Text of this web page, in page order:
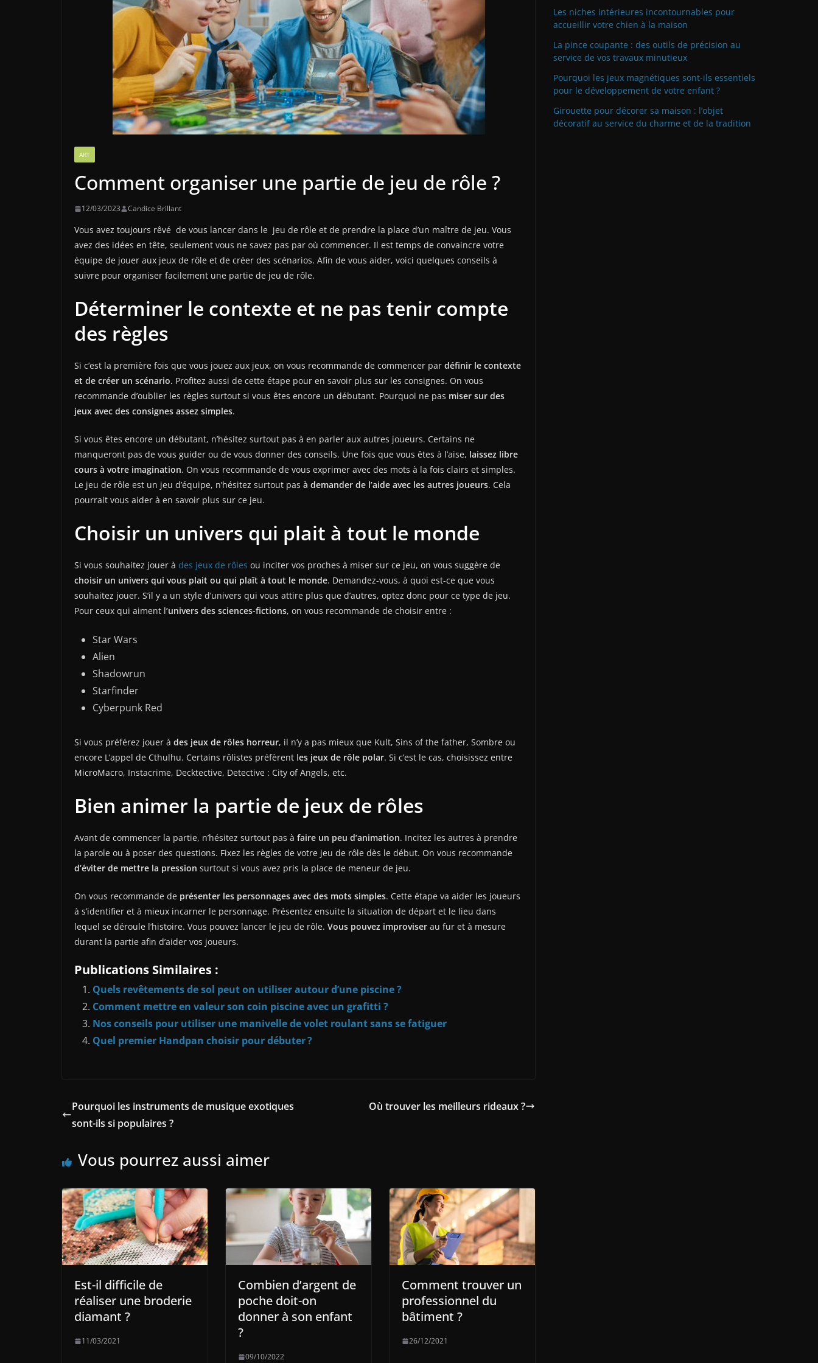
ART
Comment organiser une partie de jeu de rôle ?
12/03/2023 Candice Brillant
Vous avez toujours rêvé de vous lancer dans le jeu de rôle et de prendre la place d’un maître de jeu. Vous
avez des idées en tête, seulement vous ne savez pas par où commencer. Il est temps de convaincre votre
équipe de jouer aux jeux de rôle et de créer des scénarios. Afin de vous aider, voici quelques conseils à
suivre pour organiser facilement une partie de jeu de rôle.
Déterminer le contexte et ne pas tenir compte
des règles
Si c’est la première fois que vous jouez aux jeux, on vous recommande de commencer par définir le contexte
et de créer un scénario. Profitez aussi de cette étape pour en savoir plus sur les consignes. On vous
recommande d’oublier les règles surtout si vous êtes encore un débutant. Pourquoi ne pas miser sur des
jeux avec des consignes assez simples.
Si vous êtes encore un débutant, n’hésitez surtout pas à en parler aux autres joueurs. Certains ne
manqueront pas de vous guider ou de vous donner des conseils. Une fois que vous êtes à l’aise, laissez libre
cours à votre imagination. On vous recommande de vous exprimer avec des mots à la fois clairs et simples.
Le jeu de rôle est un jeu d’équipe, n’hésitez surtout pas à demander de l’aide avec les autres joueurs. Cela
pourrait vous aider à en savoir plus sur ce jeu.
Choisir un univers qui plait à tout le monde
Si vous souhaitez jouer à des jeux de rôles ou inciter vos proches à miser sur ce jeu, on vous suggère de
choisir un univers qui vous plait ou qui plaît à tout le monde. Demandez-vous, à quoi est-ce que vous
souhaitez jouer. S’il y a un style d’univers qui vous attire plus que d’autres, optez donc pour ce type de jeu.
Pour ceux qui aiment l’univers des sciences-fictions, on vous recommande de choisir entre :
Star Wars
Alien
Shadowrun
Starfinder
Cyberpunk Red
Si vous préférez jouer à des jeux de rôles horreur, il n’y a pas mieux que Kult, Sins of the father, Sombre ou
encore L’appel de Cthulhu. Certains rôlistes préfèrent les jeux de rôle polar. Si c’est le cas, choisissez entre
MicroMacro, Instacrime, Decktective, Detective : City of Angels, etc.
Bien animer la partie de jeux de rôles
Avant de commencer la partie, n’hésitez surtout pas à faire un peu d’animation. Incitez les autres à prendre
la parole ou à poser des questions. Fixez les règles de votre jeu de rôle dès le début. On vous recommande
d’éviter de mettre la pression surtout si vous avez pris la place de meneur de jeu.
On vous recommande de présenter les personnages avec des mots simples. Cette étape va aider les joueurs
à s’identifier et à mieux incarner le personnage. Présentez ensuite la situation de départ et le lieu dans
lequel se déroule l’histoire. Vous pouvez lancer le jeu de rôle. Vous pouvez improviser au fur et à mesure
durant la partie afin d’aider vos joueurs.
Publications Similaires :
Quels revêtements de sol peut on utiliser autour d’une piscine ?
Comment mettre en valeur son coin piscine avec un grafitti ?
Nos conseils pour utiliser une manivelle de volet roulant sans se fatiguer
Quel premier Handpan choisir pour débuter ?
Pourquoi les instruments de musique exotiques
sont-ils si populaires ?
Où trouver les meilleurs rideaux ?
Vous pourrez aussi aimer
Est-il difficile de
réaliser une broderie
diamant ?
11/03/2021
Combien d’argent de
poche doit-on
donner à son enfant
?
09/10/2022
Comment trouver un
professionnel du
bâtiment ?
26/12/2021
Les niches intérieures incontournables pour
accueillir votre chien à la maison
La pince coupante : des outils de précision au
service de vos travaux minutieux
Pourquoi les jeux magnétiques sont-ils essentiels
pour le développement de votre enfant ?
Girouette pour décorer sa maison : l’objet
décoratif au service du charme et de la tradition